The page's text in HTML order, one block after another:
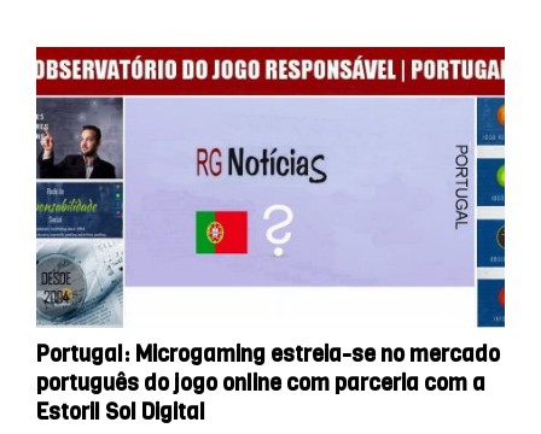
Portugal: Microgaming estreia-se no mercado
português do jogo online com parceria com a
Estoril Sol Digital